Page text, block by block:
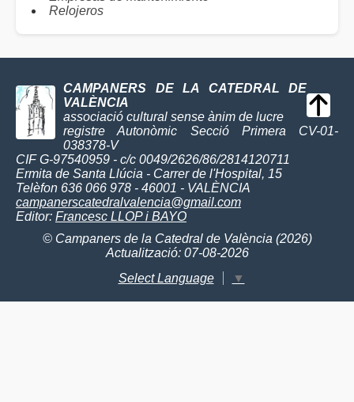
Relojeros
CAMPANERS DE LA CATEDRAL DE
VALÈNCIA
associació cultural sense ànim de lucre
registre Autonòmic Secció Primera CV-01-
038378-V
CIF G-97540959 - c/c 0049/2626/86/2814120711
Ermita de Santa Llúcia - Carrer de l'Hospital, 15
Telèfon 636 066 978 - 46001 - VALÈNCIA
campanerscatedralvalencia@gmail.com
Editor: Francesc LLOP i BAYO
© Campaners de la Catedral de València (2026)
Actualització: 07-08-2026
Select Language
▼